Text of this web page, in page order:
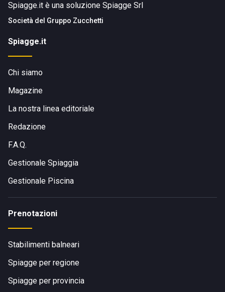
Spiagge.it è una soluzione Spiagge Srl
Società del Gruppo Zucchetti
Spiagge.it
Chi siamo
Magazine
La nostra linea editoriale
Redazione
F.A.Q.
Gestionale Spiaggia
Gestionale Piscina
Prenotazioni
Stabilimenti balneari
Spiagge per regione
Spiagge per provincia